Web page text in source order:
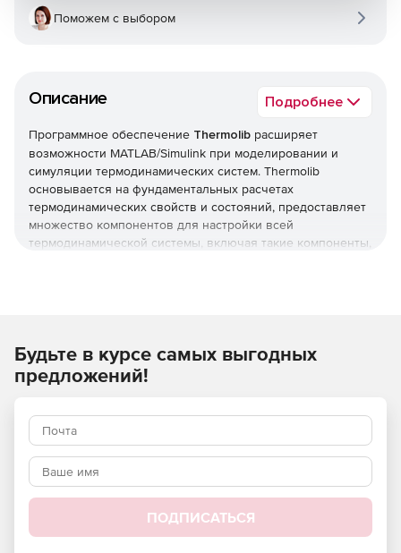
Описание Подробнее
Программное обеспечение Thermolib расширяет
возможности MATLAB/Simulink при моделировании и
симуляции термодинамических систем. Thermolib
основывается на фундаментальных расчетах
термодинамических свойств и состояний, предоставляет
множество компонентов для настройки всей
термодинамической системы, включая такие компоненты,
Thermolib является оптимальным инструментом
моделирования термодинамических систем –
отопления, генерации мощности, теплонасосов,
холодильных установок, топливных элементов и др.
Thermolib легко интегрируется со средствами MathWorks,
быстрого прототипирования управляющих алгоритмов и
симуляций программно-аппаратного моделирования.
Поможем с выбором
Будьте в курсе самых выгодных
предложений!
ПОДПИСАТЬСЯ